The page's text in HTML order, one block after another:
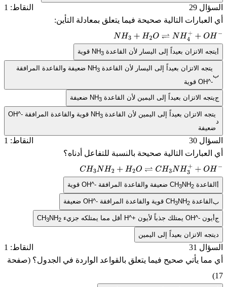
29
النقاط: 1
التالية صحيحة فيما يتعلق بمعادلة التأين:
N H3+H 2O⇌NH4 + OH−
الاتزان بعيداً إلى اليسار لأن القاعدة NH3 قوية
الاتزان بعيداً إلى اليسار لأن القاعدة NH3
ضعيفة والقاعدة المرافقة
قوية
الاتزان بعيداً إلى اليمين لأن القاعدة NH3 ضعيفة
الاتزان بعيداً إلى اليمين لأن القاعدة NH3 قوية والقاعدة المرافقةOH^-
30
النقاط: 1
التالية صحيحة بالنسبة للتفاعل أدناه؟
C H3N H2+H2 O⇌CH3N H3+ +OH−
CH3NH2 ضعيفة والقاعدة المرافقةOH^-قوية
CH3NH2 قوية والقاعدة المرافقةOH^-ضعيفة
OH^-يمتلك جذباً لأيون H^+أقل مما يمتلكه جزيء CH3NH2
الاتزان بعيداً إلى اليمين
31
النقاط: 1
يأتي صحيح فيما يتعلق بالقواعد الواردة في الجدول؟ (صفحة